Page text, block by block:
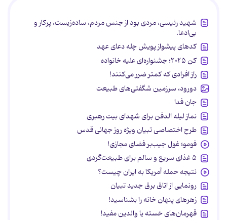
شهید رئیسی، مردی بود از جنس مردم، ساده‌زیست، پرکار و
بی‌ادعا.
کدهای پیشواز پویش چله دعای عهد
کن ۲۰۲۵؛ جشنواره‌ای علیه خانواده
راز افرادی که کمتر ضرر می‌کنند!
دورود، سرزمین شگفتی‌های طبیعت
جان فدا
نماز لیله الدفن برای شهدای بیت رهبری
طرح اختصاصی تبیان ویژه روز جهانی قدس
فومو؛ غول جیب‌بر فضای مجازی!
۵ غذای سریع و سالم برای طبیعت‌گردی
نتیجه حمله آمریکا به ایران چیست؟
رونمایی از اتاق برق جدید تبیان
زهرهای پنهان خانه را بشناسید!
قهرمان‌های خسته یا والدین مفید!